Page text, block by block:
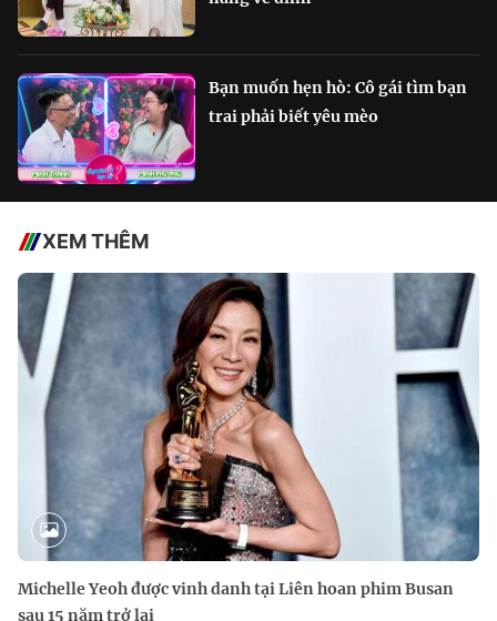
Bạn muốn hẹn hò: Cô gái tìm bạn
trai phải biết yêu mèo
XEM THÊM
Michelle Yeoh được vinh danh tại Liên hoan phim Busan
sau 15 năm trở lại